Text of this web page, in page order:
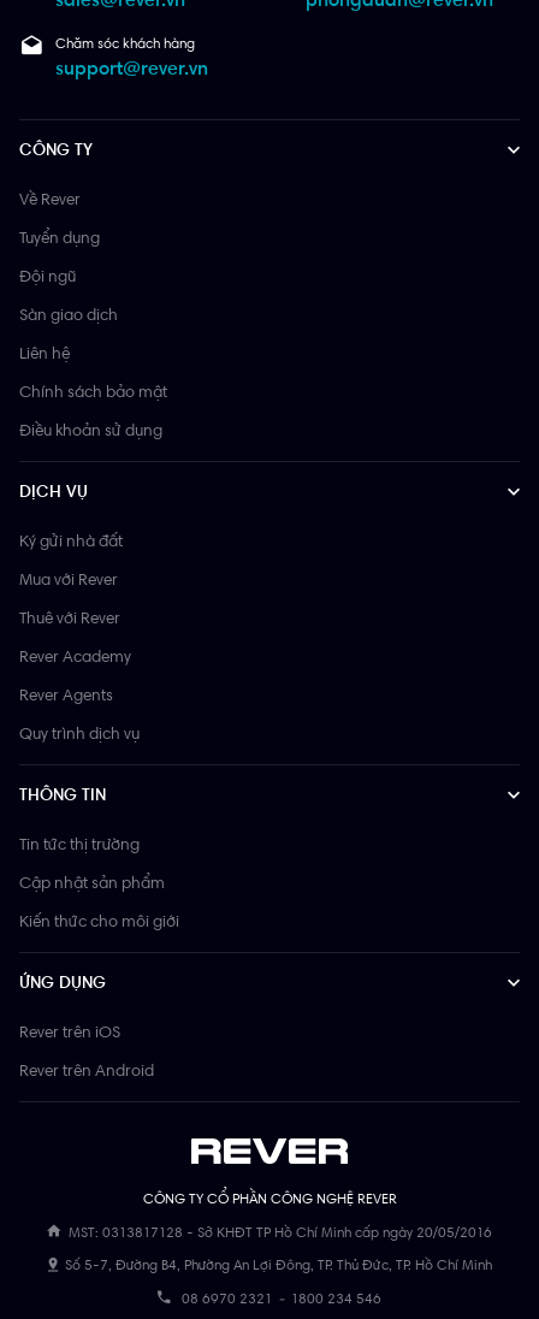
Chăm sóc khách hàng
support@rever.vn
CÔNG TY CỔ PHẦN CÔNG NGHỆ REVER
MST: 0313817128 - Sở KHĐT TP Hồ Chí Minh cấp ngày 20/05/2016
Số 5-7, Đường B4, Phường An Lợi Đông, TP. Thủ Đức, TP. Hồ Chí Minh
08 6970 2321 - 1800 234 546
CÔNG TY
Về Rever
Tuyển dụng
Đội ngũ
Sàn giao dịch
Liên hệ
Chính sách bảo mật
Điều khoản sử dụng
DỊCH VỤ
Ký gửi nhà đất
Mua với Rever
Thuê với Rever
Rever Academy
Rever Agents
Quy trình dịch vụ
THÔNG TIN
Tin tức thị trường
Cập nhật sản phẩm
Kiến thức cho môi giới
ỨNG DỤNG
Rever trên iOS
Rever trên Android